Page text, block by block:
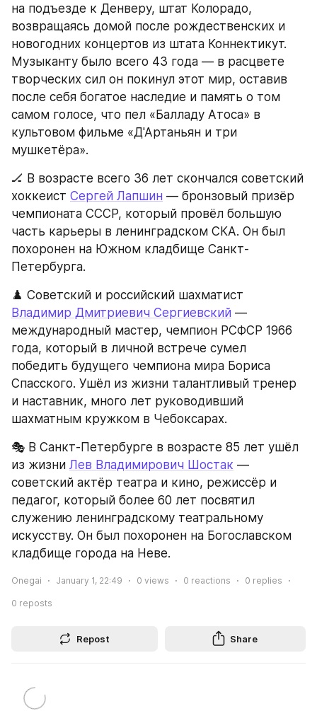
на подъезде к Денверу, штат Колорадо,
возвращаясь домой после рождественских и
новогодних концертов из штата Коннектикут.
Музыканту было всего 43 года — в расцвете
творческих сил он покинул этот мир, оставив
после себя богатое наследие и память о том
самом голосе, что пел «Балладу Атоса» в
культовом фильме «Д'Артаньян и три
мушкетёра».
🏒 В возрасте всего 36 лет скончался советский
хоккеист Сергей Лапшин — бронзовый призёр
чемпионата СССР, который провёл большую
часть карьеры в ленинградском СКА. Он был
похоронен на Южном кладбище Санкт-
Петербурга.
Владимир Дмитриевич Сергиевский —
международный мастер, чемпион РСФСР 1966
года, который в личной встрече сумел
победить будущего чемпиона мира Бориса
Спасского. Ушёл из жизни талантливый тренер
и наставник, много лет руководивший
шахматным кружком в Чебоксарах.
🎭 В Санкт-Петербурге в возрасте 85 лет ушёл
из жизни Лев Владимирович Шостак —
советский актёр театра и кино, режиссёр и
педагог, который более 60 лет посвятил
служению ленинградскому театральному
искусству. Он был похоронен на Богославском
кладбище города на Неве.
Onegai January 1, 22:49 0 views 0 reactions 0 replies
0 reposts
Repost Share